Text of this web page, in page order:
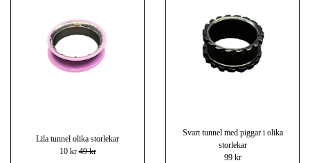
Lila tunnel olika storlekar
10 kr49 kr
Svart tunnel med piggar i olika
storlekar
99 kr